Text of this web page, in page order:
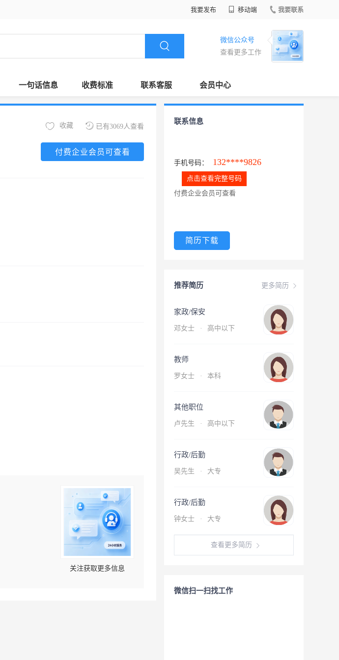
我要发布 移动端 我要联系
微信公众号
查看更多工作
一句话信息 收费标准 联系客服 会员中心
已有3069人查看
收藏
付费企业会员可查看
关注获取更多信息
联系信息
手机号码： 132****9826
点击查看完整号码
付费企业会员可查看
简历下载
更多简历
推荐简历
家政/保安
邓女士 · 高中以下
教师
罗女士 · 本科
其他职位
卢先生 · 高中以下
行政/后勤
吴先生 · 大专
行政/后勤
钟女士 · 大专
查看更多简历
微信扫一扫找工作